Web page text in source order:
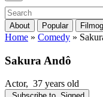
About Popular
Home » Comedy »
Sakura Andô
Actor, 37 years old